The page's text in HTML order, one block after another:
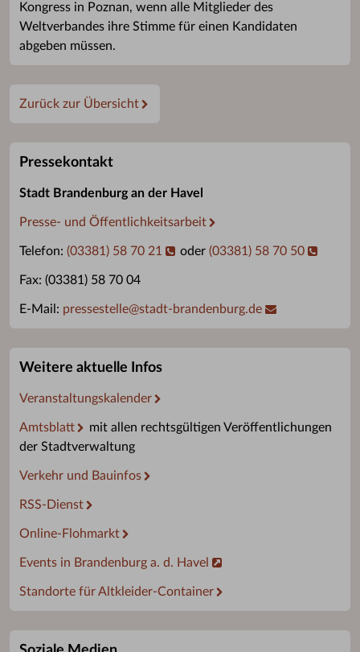
Kongress in Poznan, wenn alle Mitglieder des
Weltverbandes ihre Stimme für einen Kandidaten
abgeben müssen.
Zurück zur Übersicht
Pressekontakt
Stadt Brandenburg an der Havel
Presse- und Öffentlichkeitsarbeit
Telefon: (03381) 58 70 21 oder (03381) 58 70 50
Fax: (03381) 58 70 04
E-Mail: pressestelle@stadt-brandenburg.de
Weitere aktuelle Infos
Veranstaltungskalender
Amtsblatt
mit allen rechtsgültigen Veröffentlichungen
der Stadtverwaltung
Verkehr und Bauinfos
RSS-Dienst
Online-Flohmarkt
Events in Brandenburg a. d. Havel
Standorte für Altkleider-Container